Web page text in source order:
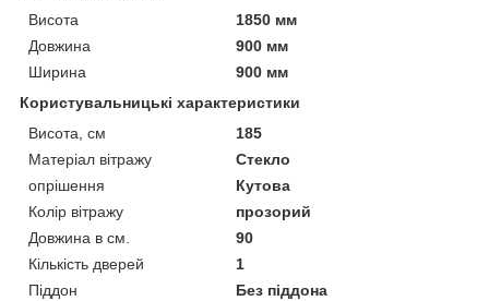
Висота
1850 мм
Довжина
900 мм
Ширина
900 мм
Користувальницькі характеристики
Висота, см
185
Матеріал вітражу
Стекло
опрішення
Кутова
Колір вітражу
прозорий
Довжина в см.
90
Кількість дверей
1
Піддон
Без піддона